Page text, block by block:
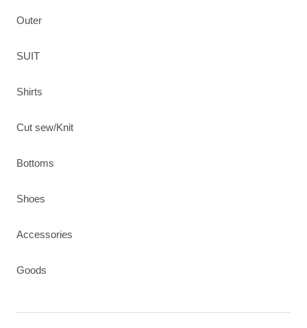
Outer
SUIT
Shirts
Cut sew/Knit
Bottoms
Shoes
Accessories
Goods